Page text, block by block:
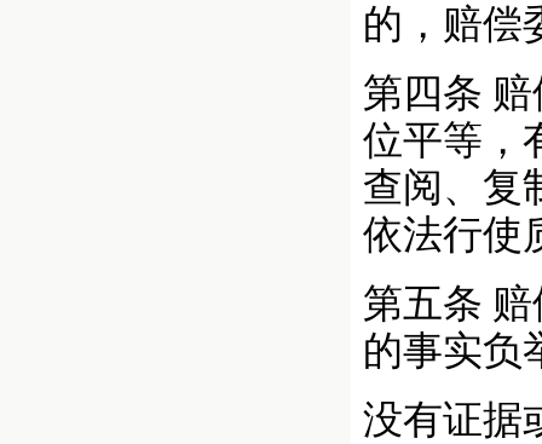
的，赔偿
第四条
位平等，
查阅、复
依法行使
第五条
的事实负
没有证据